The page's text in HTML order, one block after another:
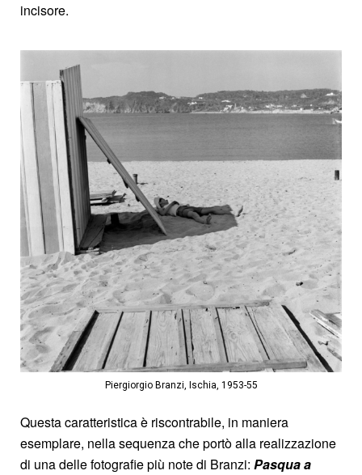
incisore.
Piergiorgio Branzi, Ischia, 1953-55
Questa caratteristica è riscontrabile, in maniera
esemplare, nella sequenza che portò alla realizzazione
di una delle fotografie più note di Branzi: Pasqua a